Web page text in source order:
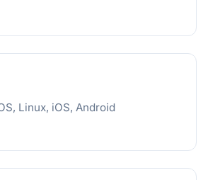
Linux, iOS, Android